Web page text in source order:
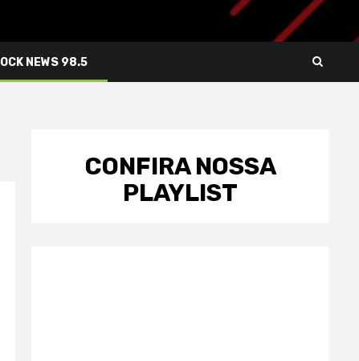
NEWS 98.5
CONFIRA NOSSA
PLAYLIST